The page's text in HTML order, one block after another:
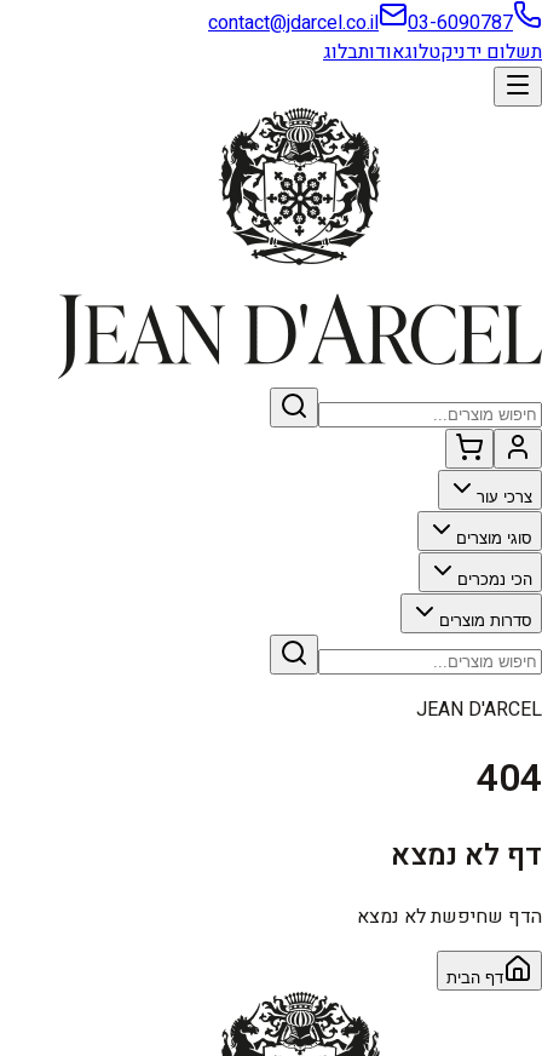
03-6090787
contact@jdarcel.co.il
תשלום ידניקטלוגאודותבלוג
צרכי עור
סוגי מוצרים
הכי נמכרים
סדרות מוצרים
JEAN D'ARCEL
404
דף לא נמצא
הדף שחיפשת לא נמצא
דף הבית